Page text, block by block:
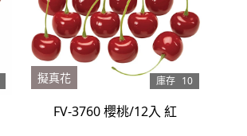
庫存 10
擬真花
FV-3760 櫻桃/12入 紅